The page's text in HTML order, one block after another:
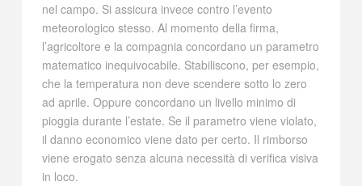
nel campo. Si assicura invece contro l’evento
meteorologico stesso. Al momento della firma,
l’agricoltore e la compagnia concordano un parametro
matematico inequivocabile. Stabiliscono, per esempio,
che la temperatura non deve scendere sotto lo zero
ad aprile. Oppure concordano un livello minimo di
pioggia durante l’estate. Se il parametro viene violato,
il danno economico viene dato per certo. Il rimborso
viene erogato senza alcuna necessità di verifica visiva
in loco.